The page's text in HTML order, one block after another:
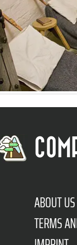
ABOUT US
TERMS